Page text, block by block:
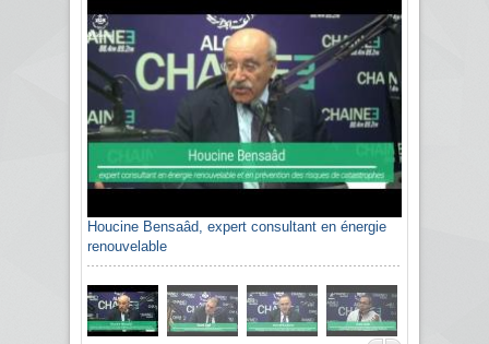
Houcine Bensaâd, expert consultant en énergie
renouvelable